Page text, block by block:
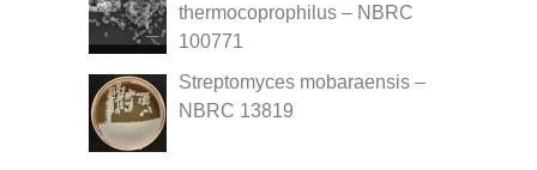
thermocoprophilus – NBRC
100771
Streptomyces mobaraensis –
NBRC 13819